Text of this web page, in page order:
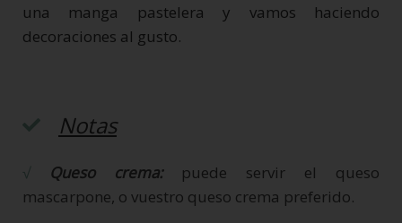
una manga pastelera y vamos haciendo
decoraciones al gusto.
Notas
√ Queso crema:puede servir el queso
mascarpone, o vuestro queso crema preferido.